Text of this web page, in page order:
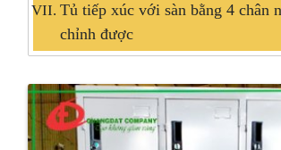
Tủ tiếp xúc với sàn bằng 4 chân
chỉnh được